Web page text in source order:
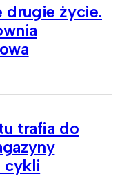
drugie życie.
trafia do
cykli